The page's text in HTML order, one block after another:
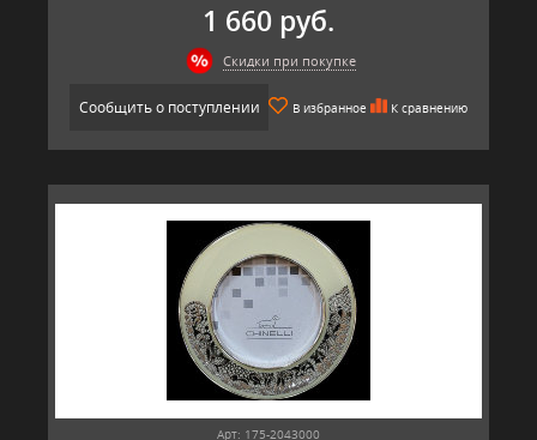
1 660 руб.
Скидки при покупке
Сообщить о поступлении В избранное К сравнению
Арт: 175-2043000